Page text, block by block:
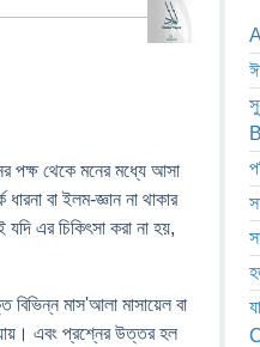
পক্ষ থেকে মনের মধ্যে আসা
বা ইলম-জ্ঞান না থাকার
এর চিকিৎসা করা না হয়,
বিভিন্ন মাস'আলা মাসায়েল বা
এবং প্রশ্নের উত্তর হল